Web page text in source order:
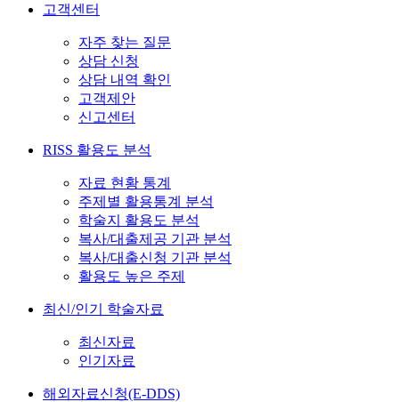
고객센터
자주 찾는 질문
상담 신청
상담 내역 확인
고객제안
신고센터
RISS 활용도 분석
자료 현황 통계
주제별 활용통계 분석
학술지 활용도 분석
복사/대출제공 기관 분석
복사/대출신청 기관 분석
활용도 높은 주제
최신/인기 학술자료
최신자료
인기자료
해외자료신청(E-DDS)